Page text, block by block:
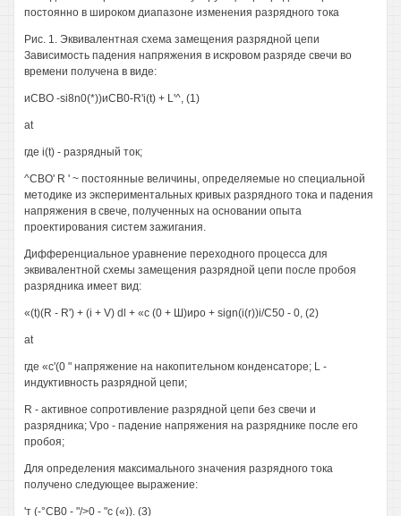
постоянно в широком диапазоне изменения разрядного тока
Рис. 1. Эквивалентная схема замещения разрядной цепи
Зависимость падения напряжения в искровом разряде свечи во
времени получена в виде:
иСВО -si8n0(*))иСВ0-R'i(t) + L'^, (1)
at
где i(t) - разрядный ток;
^СВО' R ' ~ постоянные величины, определяемые но специальной
методике из экспериментальных кривых разрядного тока и падения
напряжения в свече, полученных на основании опыта
проектирования систем зажигания.
Дифференциальное уравнение переходного процесса для
эквивалентной схемы замещения разрядной цепи после пробоя
разрядника имеет вид:
«(t)(R - R') + (i + V) dl + «с (0 + Ш)иро + sign(i(r))i/C50 - 0, (2)
at
где «с'(0 " напряжение на накопительном конденсаторе; L -
индуктивность разрядной цепи;
R - активное сопротивление разрядной цепи без свечи и
разрядника; Vpo - падение напряжения на разряднике после его
пробоя;
Для определения максимального значения разрядного тока
получено следующее выражение:
'т (-°СВ0 - "/>0 - "с («)). (3)